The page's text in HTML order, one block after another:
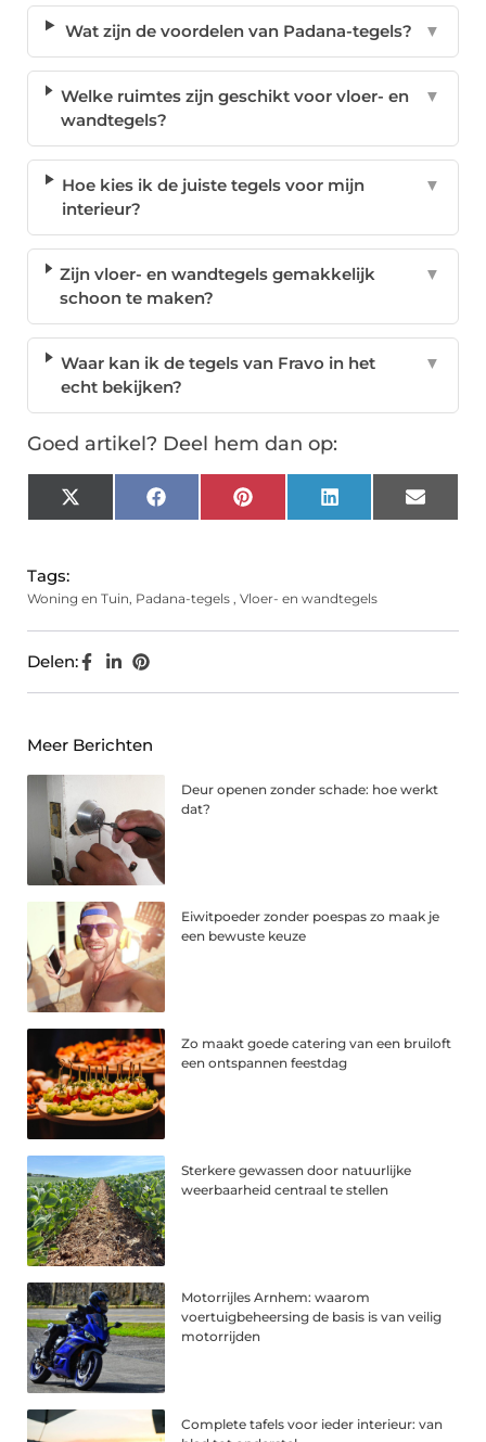
Wat zijn de voordelen van Padana-tegels? ▼
Welke ruimtes zijn geschikt voor vloer- en
wandtegels?
▼
Hoe kies ik de juiste tegels voor mijn
interieur?
▼
Zijn vloer- en wandtegels gemakkelijk
schoon te maken?
▼
Waar kan ik de tegels van Fravo in het
echt bekijken?
▼
Goed artikel? Deel hem dan op:
X
(Twitter)
FacebookPinterest LinkedIn Email
Tags:
Woning en Tuin, Padana-tegels , Vloer- en wandtegels
Delen:
Meer Berichten
Deur openen zonder schade: hoe werkt
dat?
Eiwitpoeder zonder poespas zo maak je
een bewuste keuze
Zo maakt goede catering van een bruiloft
een ontspannen feestdag
Sterkere gewassen door natuurlijke
weerbaarheid centraal te stellen
Motorrijles Arnhem: waarom
voertuigbeheersing de basis is van veilig
motorrijden
Complete tafels voor ieder interieur: van